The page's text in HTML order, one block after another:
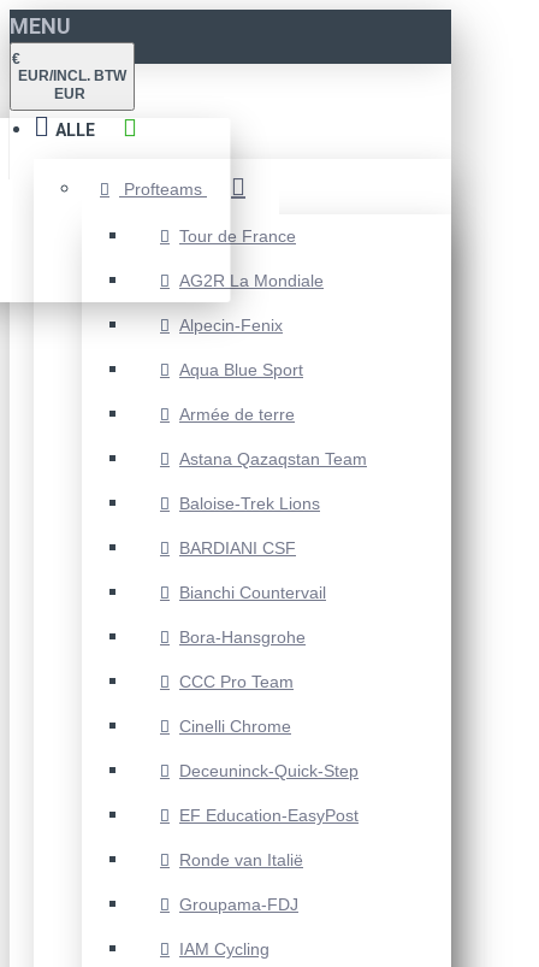
MENU
€
EUR/INCL. BTW
EUR
ALLE
Profteams
Tour de France
AG2R La Mondiale
Alpecin-Fenix
Aqua Blue Sport
Armée de terre
Astana Qazaqstan Team
Baloise-Trek Lions
BARDIANI CSF
Bianchi Countervail
Bora-Hansgrohe
CCC Pro Team
Cinelli Chrome
Deceuninck-Quick-Step
EF Education-EasyPost
Ronde van Italië
Groupama-FDJ
IAM Cycling